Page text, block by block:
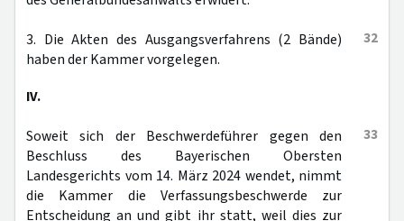
32
3. Die Akten des Ausgangsverfahrens (2 Bände)
haben der Kammer vorgelegen.
IV.
33
Soweit sich der Beschwerdeführer gegen den
Beschluss des Bayerischen Obersten
Landesgerichts vom 14. März 2024 wendet, nimmt
die Kammer die Verfassungsbeschwerde zur
Entscheidung an und gibt ihr statt, weil dies zur